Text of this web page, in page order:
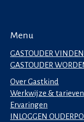
Menu
GASTOUDER VINDEN
GASTOUDER
Over Gastkind
Werkwijze & tarieven
Ervaringen
INLOGGEN